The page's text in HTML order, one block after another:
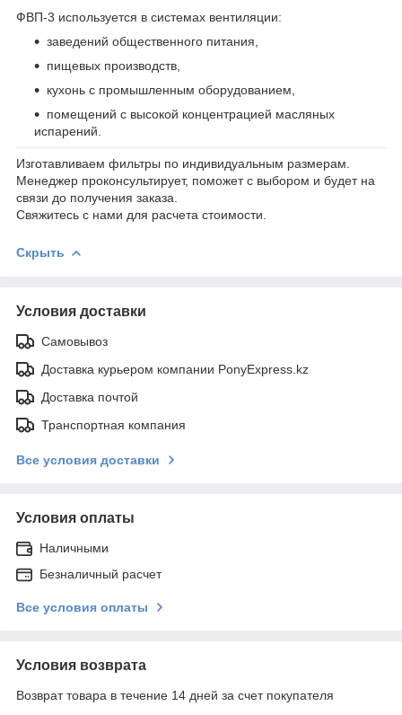
ФВП-3 используется в системах вентиляции:
заведений общественного питания,
пищевых производств,
кухонь с промышленным оборудованием,
помещений с высокой концентрацией масляных
испарений.
Изготавливаем фильтры по индивидуальным размерам.
Менеджер проконсультирует, поможет с выбором и будет на
связи до получения заказа.
Свяжитесь с нами для расчета стоимости.
Скрыть
Условия доставки
Самовывоз
Доставка курьером компании PonyExpress.kz
Доставка почтой
Транспортная компания
Все условия доставки
Условия оплаты
Наличными
Безналичный расчет
Все условия оплаты
Условия возврата
Возврат товара в течение 14 дней за счет покупателя